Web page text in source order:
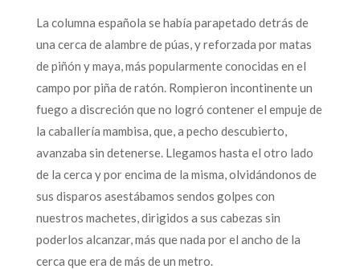
La columna española se había parapetado detrás de
una cerca de alambre de púas, y reforzada por matas
de piñón y maya, más popularmente conocidas en el
campo por piña de ratón. Rompieron incontinente un
fuego a discreción que no logró contener el empuje de
la caballería mambisa, que, a pecho descubierto,
avanzaba sin detenerse. Llegamos hasta el otro lado
de la cerca y por encima de la misma, olvidándonos de
sus disparos asestábamos sendos golpes con
nuestros machetes, dirigidos a sus cabezas sin
poderlos alcanzar, más que nada por el ancho de la
cerca que era de más de un metro.